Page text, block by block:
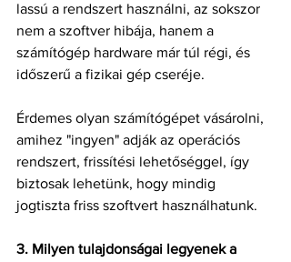
lassú a rendszert használni, az sokszor
nem a szoftver hibája, hanem a
számítógép hardware már túl régi, és
időszerű a fizikai gép cseréje.
Érdemes olyan számítógépet vásárolni,
amihez "ingyen" adják az operációs
rendszert, frissítési lehetőséggel, így
biztosak lehetünk, hogy mindig
jogtiszta friss szoftvert használhatunk.
3. Milyen tulajdonságai legyenek a